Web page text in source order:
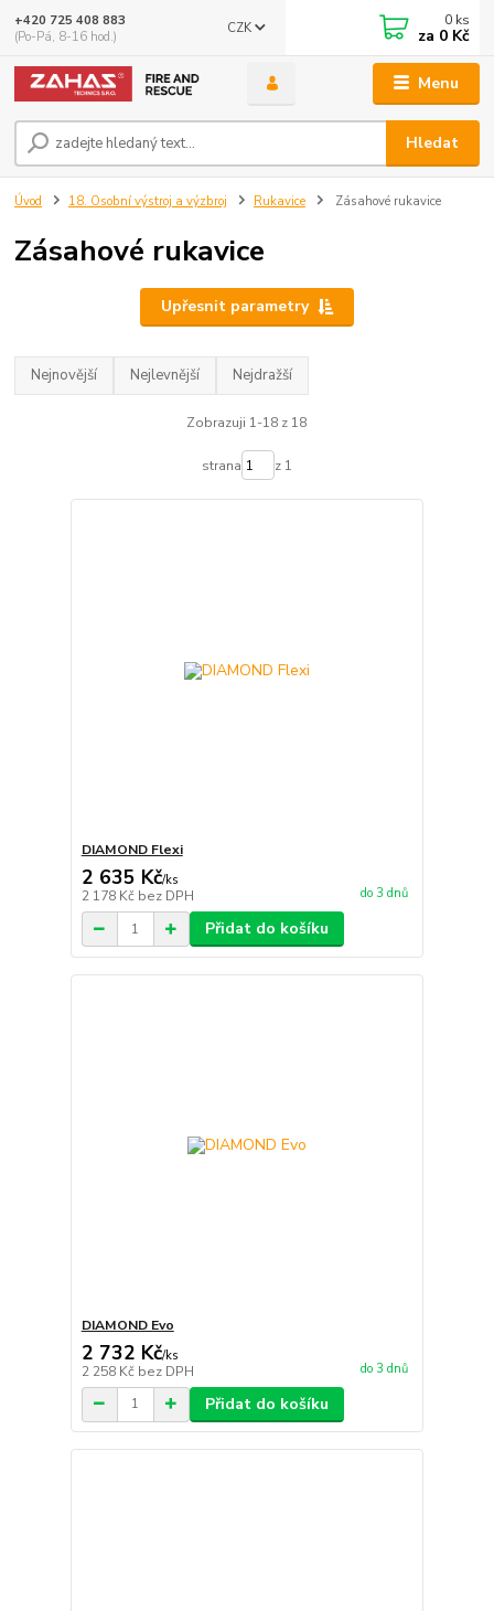
Menu
CZK
Hledat
+420 725 408 883
(Po-Pá, 8-16 hod.)
0 ks
za 0 Kč
Úvod 18. Osobní výstroj a výzbroj Rukavice Zásahové rukavice
Zásahové rukavice
Upřesnit parametry
Nejnovější Nejlevnější Nejdražší
Zobrazuji 1-18 z 18
strana z 1
DIAMOND Flexi
2 635 Kč/ks
2 178 Kč bez DPH do 3 dnů
Přidat do košíku
DIAMOND Evo
2 732 Kč/ks
2 258 Kč bez DPH do 3 dnů
Přidat do košíku